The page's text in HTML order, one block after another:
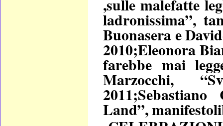
,sulle malefatte
ladronissima”,
Buonasera e
2010;Eleonora
farebbe mai
Marzocchi,
Land”,